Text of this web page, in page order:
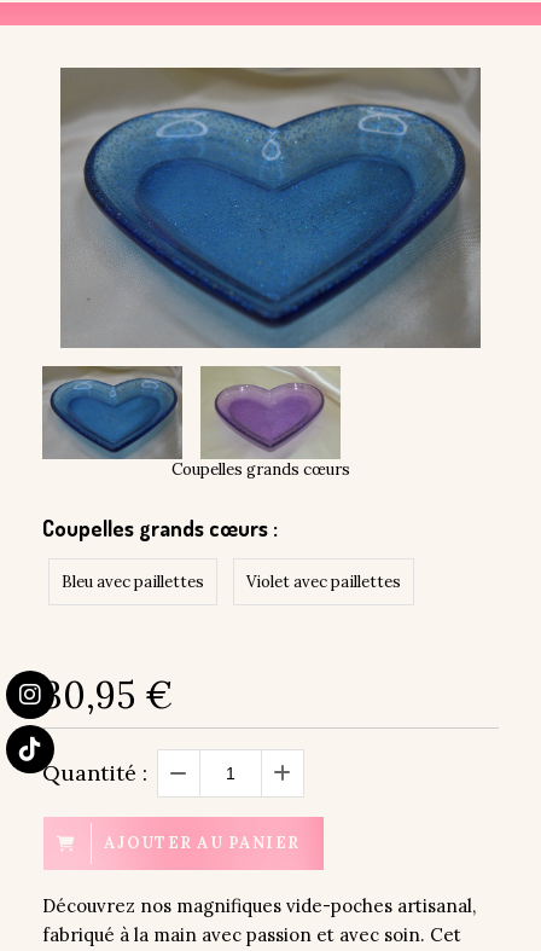
Coupelles grands cœurs
Coupelles grands cœurs :
Bleu avec paillettes Violet avec paillettes
30,95 €
Quantité :
AJOUTER AU PANIER
Découvrez nos magnifiques vide-poches artisanal,
fabriqué à la main avec passion et avec soin. Cet